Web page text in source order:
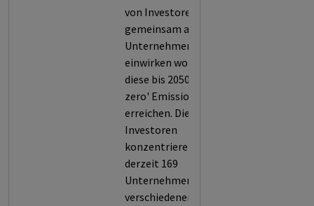
von Investoren, die
gemeinsam auf
Unternehmen
einwirken wollen, dass
diese bis 2050 'net-
zero' Emissionen
erreichen. Die
Investoren
konzentrieren sich auf
derzeit 169
Unternehmen aus
verschiedenen